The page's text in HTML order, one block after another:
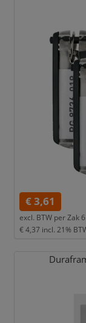
€ 3,61
excl. BTW perZak
€ 4,37 incl. 21%